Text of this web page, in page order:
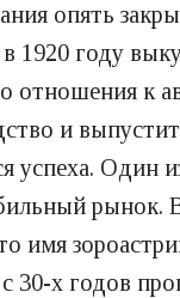
опять
1920 году
отношения к
и
успеха.
рынок.
имя
30-х годов